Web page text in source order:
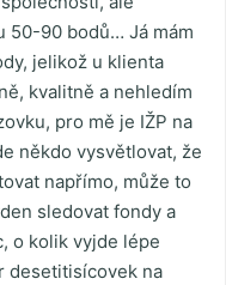
50-90 bodů… Já mám
jelikož u klienta
kvalitně a nehledím
pro mě je IŽP na
někdo vysvětlovat, že
napřímo, může to
sledovat fondy a
o kolik vyjde lépe
desetitisícovek na